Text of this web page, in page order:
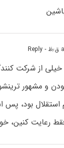
- Reply
از شرکت
بودن و مشهور
استقلال بود،
رعایت کنین،